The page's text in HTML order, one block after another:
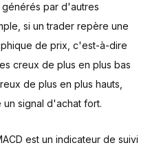
par d'autres
si un trader repère une
de prix, c'est-à-dire
creux de plus en plus bas
de plus en plus hauts,
signal d'achat fort.
est un indicateur de suivi